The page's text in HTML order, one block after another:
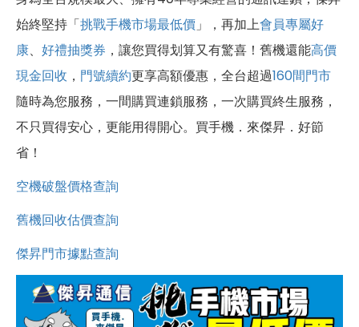
始終堅持「挑戰手機市場最低價 」，再加上會員專屬好
康、 好禮抽獎券 ，讓您買得划算又有驚喜！舊機還能高價
現金回收 ， 門號續約更享高額優惠，全台超過160間門市
隨時為您服務，一間購買連鎖服務，一次購買終生服務，
不只買得安心，更能用得開心。買手機．來傑昇．好節
省！
空機破盤價格查詢
舊機回收估價查詢
傑昇門市據點查詢